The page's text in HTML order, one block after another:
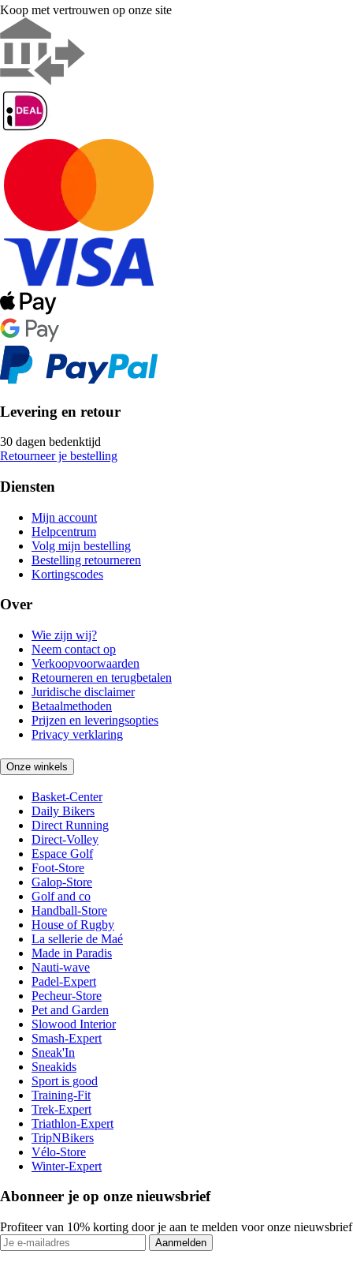
Koop met vertrouwen op onze site
Levering en retour
30 dagen bedenktijd
Retourneer je bestelling
Diensten
Mijn account
Helpcentrum
Volg mijn bestelling
Bestelling retourneren
Kortingscodes
Over
Wie zijn wij?
Neem contact op
Verkoopvoorwaarden
Retourneren en terugbetalen
Juridische disclaimer
Betaalmethoden
Prijzen en leveringsopties
Privacy verklaring
Onze winkels
Basket-Center
Daily Bikers
Direct Running
Direct-Volley
Espace Golf
Foot-Store
Galop-Store
Golf and co
Handball-Store
House of Rugby
La sellerie de Maé
Made in Paradis
Nauti-wave
Padel-Expert
Pecheur-Store
Pet and Garden
Slowood Interior
Smash-Expert
Sneak'In
Sneakids
Sport is good
Training-Fit
Trek-Expert
Triathlon-Expert
TripNBikers
Vélo-Store
Winter-Expert
Abonneer je op onze nieuwsbrief
Profiteer van 10% korting door je aan te melden voor onze nieuwsbrief
Aanmelden